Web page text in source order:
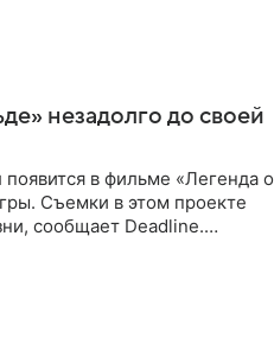
незадолго до своей
в фильме «Легенда о
Съемки в этом проекте
сообщает Deadline.